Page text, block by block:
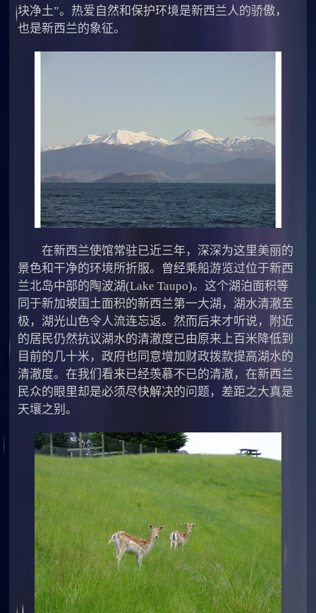
块净土”。热爱自然和保护环境是新西兰人的骄傲，
也是新西兰的象征。
在新西兰使馆常驻已近三年，深深为这里美丽的
景色和干净的环境所折服。曾经乘船游览过位于新西
兰北岛中部的陶波湖(Lake Taupo)。这个湖泊面积等
同于新加坡国土面积的新西兰第一大湖，湖水清澈至
极，湖光山色令人流连忘返。然而后来才听说，附近
的居民仍然抗议湖水的清澈度已由原来上百米降低到
目前的几十米，政府也同意增加财政拨款提高湖水的
清澈度。在我们看来已经羡慕不已的清澈，在新西兰
民众的眼里却是必须尽快解决的问题，差距之大真是
天壤之别。